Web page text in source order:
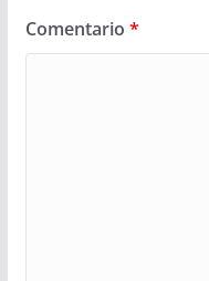
Comentario *